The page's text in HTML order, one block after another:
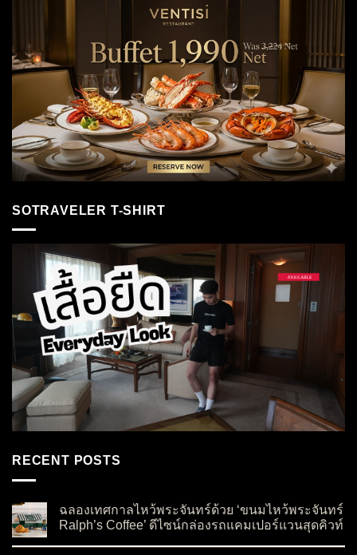
SOTRAVELER T-SHIRT
RECENT POSTS
ฉลองเทศกาลไหว้พระจันทร์ด้วย ‘ขนมไหว้พระจันทร์
Ralph’s Coffee’ ดีไซน์กล่องรถแคมเปอร์แวนสุดคิวท์